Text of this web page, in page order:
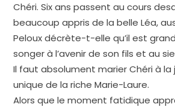
Chéri. Six ans passent au cours
beaucoup appris de la belle Léa,
Peloux décrète-t-elle qu’il est
songer à l’avenir de son fils et au
Il faut absolument marier Chéri à la
unique de la riche Marie-Laure.
Alors que le moment fatidique